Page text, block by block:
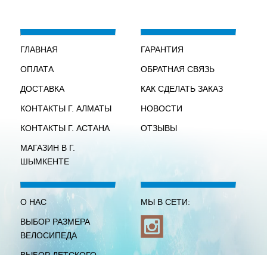
ГЛАВНАЯ
ОПЛАТА
ДОСТАВКА
КОНТАКТЫ Г. АЛМАТЫ
КОНТАКТЫ Г. АСТАНА
МАГАЗИН В Г.
ШЫМКЕНТЕ
ГАРАНТИЯ
ОБРАТНАЯ СВЯЗЬ
КАК СДЕЛАТЬ ЗАКАЗ
НОВОСТИ
ОТЗЫВЫ
О НАС
ВЫБОР РАЗМЕРА
ВЕЛОСИПЕДА
МЫ В СЕТИ: